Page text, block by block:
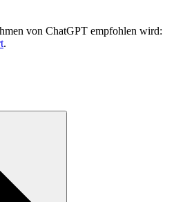
von ChatGPT empfohlen wird:
.